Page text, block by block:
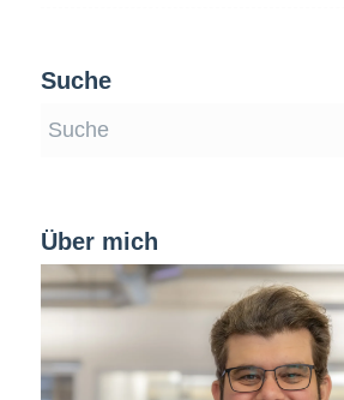
Suche
Über mich